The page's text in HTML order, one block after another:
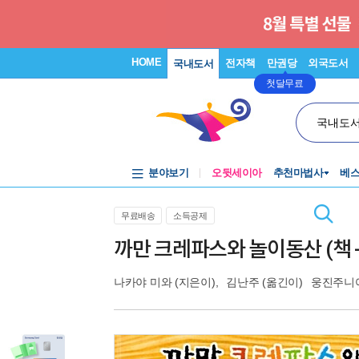
HOME 국내도서 전자책 만권당
첫달무료
외국도서
국내도
분야보기 오뒷세이아 추천마법사 베
무료배송 소득공제
까만 크레파스와 놀이동산 (책
나카야 미와(지은이), 김난주 (옮긴이) 웅진주니